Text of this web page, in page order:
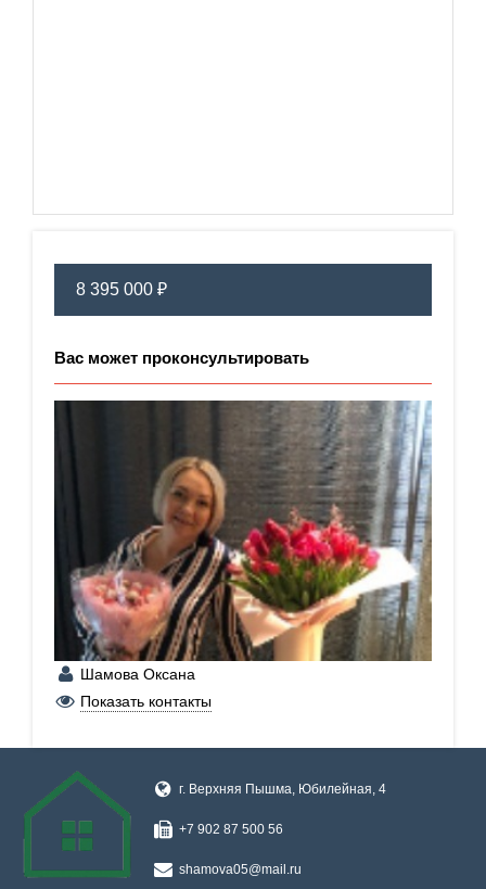
8 395 000 ₽
Вас может проконсультировать
Шамова Оксана
+7 (902) 875-00-56
Показать контакты
г. Верхняя Пышма, ​Юбилейная, 4
+7 902 87 500 56
shamova05@mail.ru